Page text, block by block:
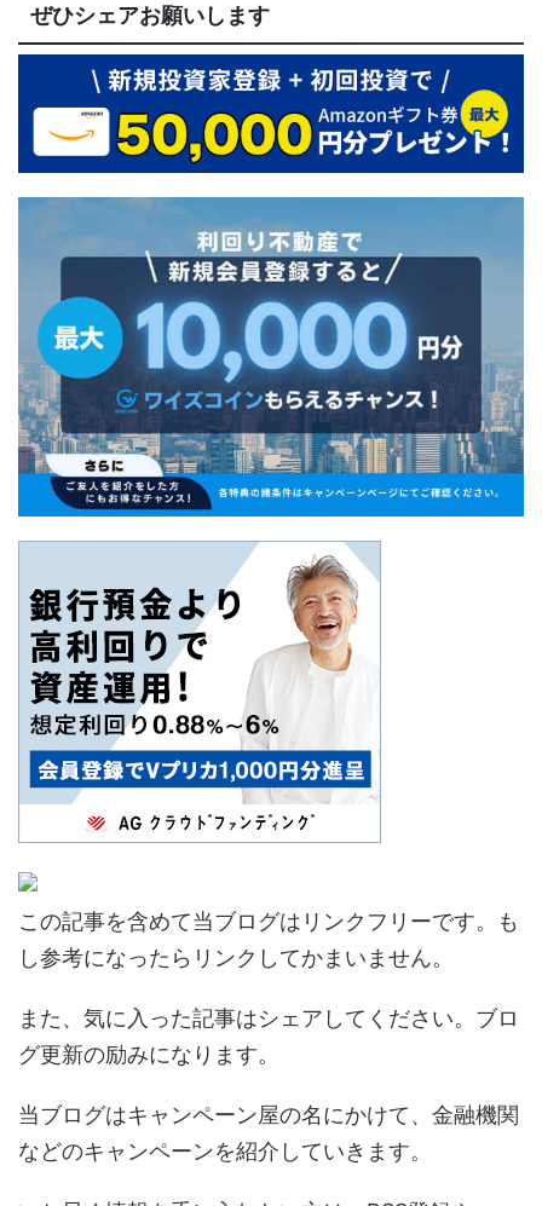
ぜひシェアお願いします
この記事を含めて当ブログはリンクフリーです。も
し参考になったらリンクしてかまいません。
また、気に入った記事はシェアしてください。ブロ
グ更新の励みになります。
当ブログはキャンペーン屋の名にかけて、金融機関
などのキャンペーンを紹介していきます。